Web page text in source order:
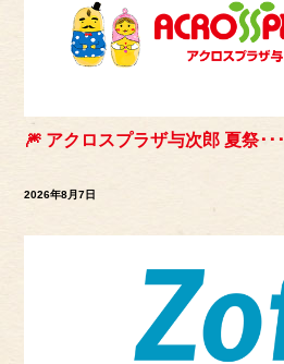
🎆 アクロスプラザ与次郎 夏祭･･･
2026年8月7日